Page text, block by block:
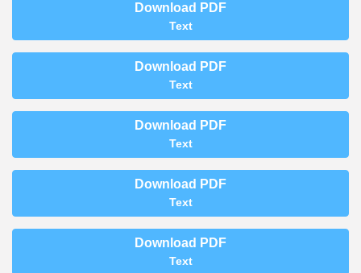
Download PDF
Text
Download PDF
Text
Download PDF
Text
Download PDF
Text
Download PDF
Text